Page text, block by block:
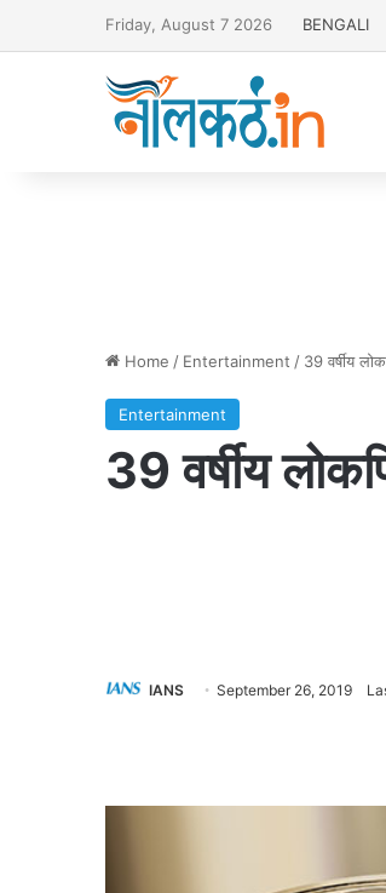
Friday, August 7 2026 BENGALI
Home / Entertainment / 39 वर्षीय
Entertainment
39 वर्षीय
IANS September 26, 2019